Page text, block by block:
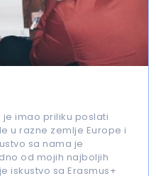
je imao priliku poslati
u razne zemlje Europe i
sa nama je
od mojih najboljih
iskustvo sa Erasmus+